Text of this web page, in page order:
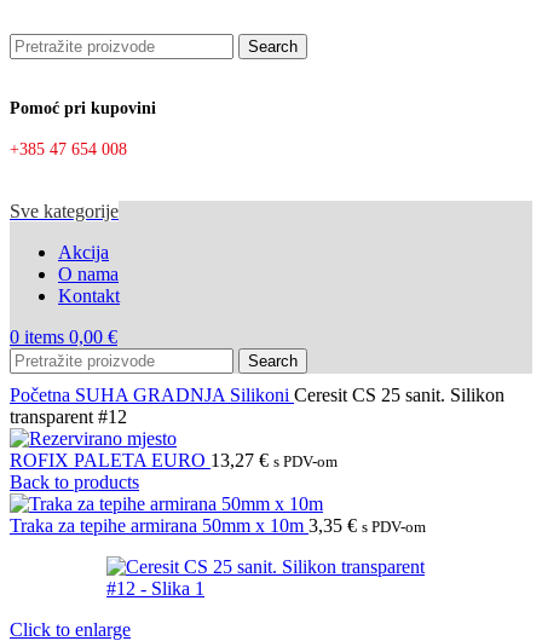
Search
Pomoć pri kupovini
+385 47 654 008
Sve kategorije
Akcija
O nama
Kontakt
0 items 0,00 €
Search
Početna SUHA GRADNJA Silikoni Ceresit CS 25 sanit. Silikon
transparent #12
ROFIX PALETA EURO 13,27 € s PDV-om
Back to products
Traka za tepihe armirana 50mm x 10m 3,35 € s PDV-om
Click to enlarge